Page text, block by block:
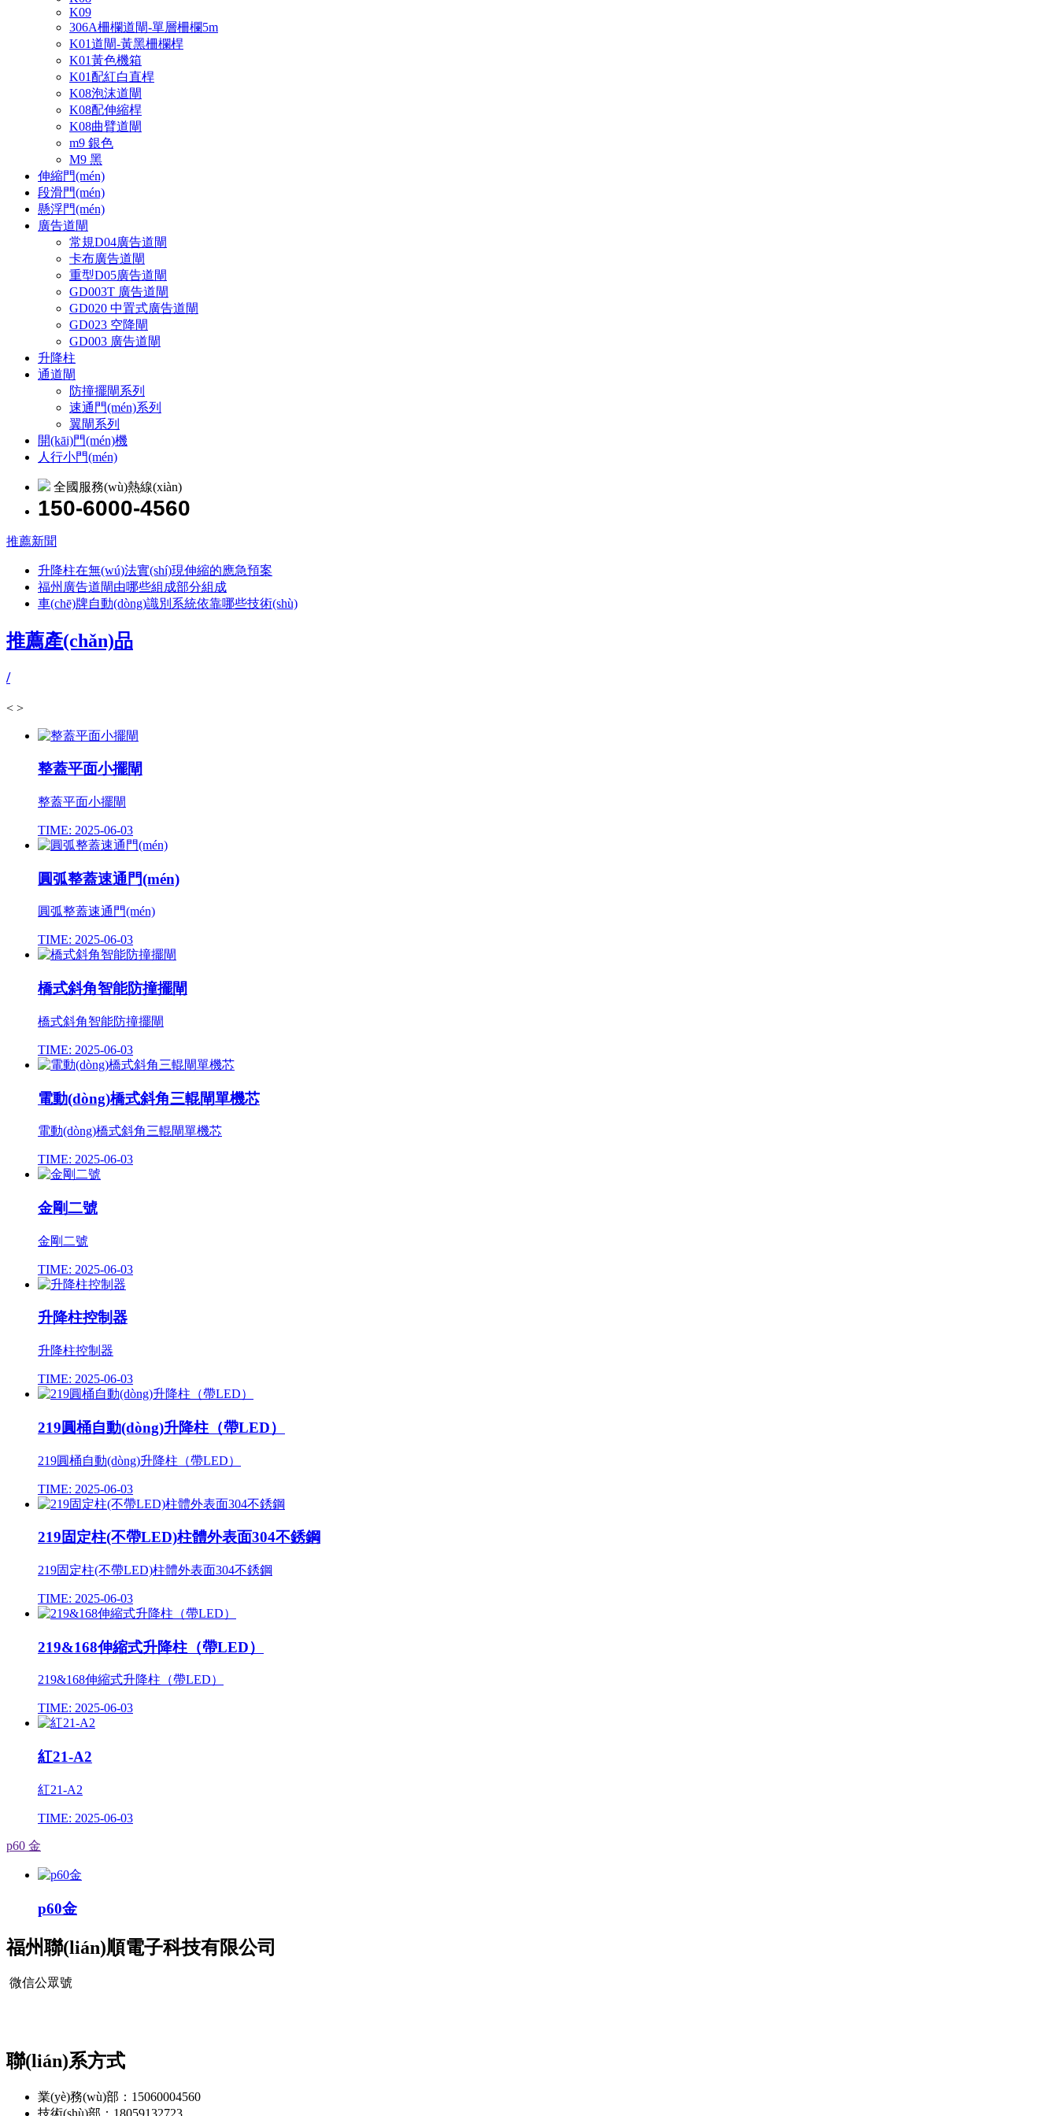
K09
306A柵欄道閘-單層柵欄5m
K01道閘-黃黑柵欄桿
K01黃色機箱
K01配紅白直桿
K08泡沫道閘
K08配伸縮桿
K08曲臂道閘
m9 銀色
M9 黑
伸縮門(mén)
段滑門(mén)
懸浮門(mén)
廣告道閘
常規D04廣告道閘
卡布廣告道閘
重型D05廣告道閘
GD003T 廣告道閘
GD020 中置式廣告道閘
GD023 空降閘
GD003 廣告道閘
升降柱
通道閘
防撞擺閘系列
速通門(mén)系列
翼閘系列
開(kāi)門(mén)機
人行小門(mén)
全國服務(wù)熱線(xiàn)
150-6000-4560
推薦新聞
升降柱在無(wú)法實(shí)現伸縮的應急預案
福州廣告道閘由哪些組成部分組成
車(chē)牌自動(dòng)識別系統依靠哪些技術(shù)
推薦產(chǎn)品
/
< >
整蓋平面小擺閘
整蓋平面小擺閘
TIME: 2025-06-03
圓弧整蓋速通門(mén)
圓弧整蓋速通門(mén)
TIME: 2025-06-03
橋式斜角智能防撞擺閘
橋式斜角智能防撞擺閘
TIME: 2025-06-03
電動(dòng)橋式斜角三輥閘單機芯
電動(dòng)橋式斜角三輥閘單機芯
TIME: 2025-06-03
金剛二號
金剛二號
TIME: 2025-06-03
升降柱控制器
升降柱控制器
TIME: 2025-06-03
219圓桶自動(dòng)升降柱（帶LED）
219圓桶自動(dòng)升降柱（帶LED）
TIME: 2025-06-03
219固定柱(不帶LED)柱體外表面304不銹鋼
219固定柱(不帶LED)柱體外表面304不銹鋼
TIME: 2025-06-03
219&168伸縮式升降柱（帶LED）
219&168伸縮式升降柱（帶LED）
TIME: 2025-06-03
紅21-A2
紅21-A2
TIME: 2025-06-03
p60 金
p60金
福州聯(lián)順電子科技有限公司
微信公眾號
聯(lián)系方式
業(yè)務(wù)部：15060004560